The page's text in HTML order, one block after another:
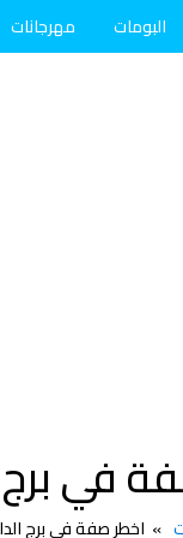
البومات مهرجانات
في برج
اخطر صفة في برج